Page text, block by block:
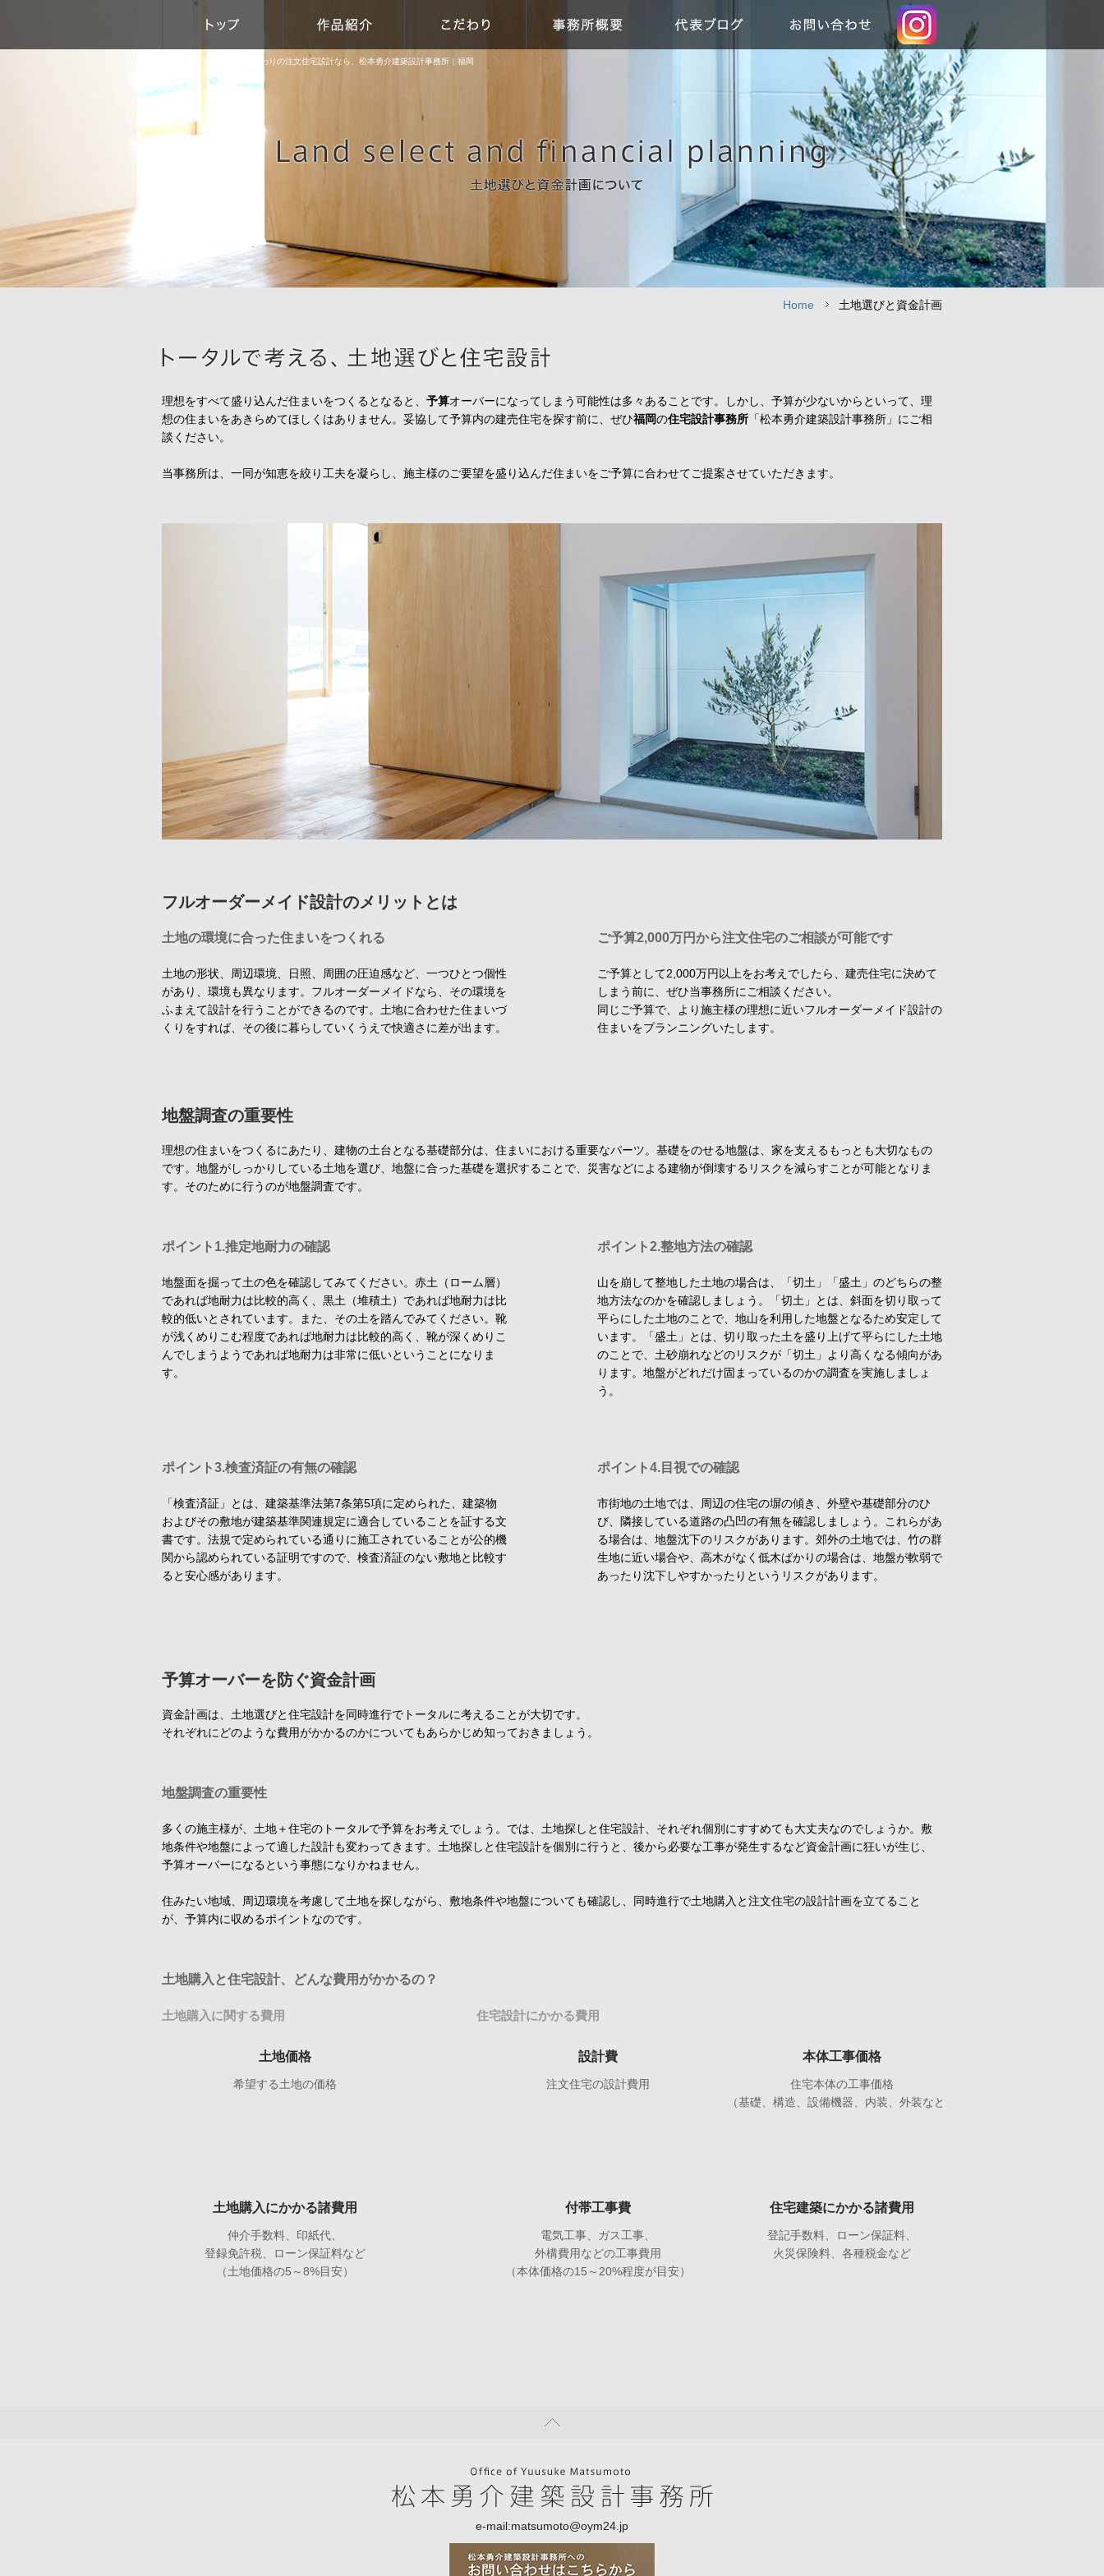
土地選びと資金計画｜こだわりの注文住宅設計なら、松本勇介建築設計事務所｜福岡
Home 土地選びと資金計画
理想をすべて盛り込んだ住まいをつくるとなると、 予算オーバーになってしまう可能性は多々あることです。しかし、予算が少ないからといって、理
想の住まいをあきらめてほしくはありません。妥協して予算内の建売住宅を探す前に、ぜひ福岡の住宅設計事務所 「松本勇介建築設計事務所」にご相
談ください。
当事務所は、一同が知恵を絞り工夫を凝らし、施主様のご要望を盛り込んだ住まいをご予算に合わせてご提案させていただきます。
フルオーダーメイド設計のメリットとは
土地の環境に合った住まいをつくれる
土地の形状、周辺環境、日照、周囲の圧迫感など、一つひとつ個性
があり、環境も異なります。フルオーダーメイドなら、その環境を
ふまえて設計を行うことができるのです。土地に合わせた住まいづ
くりをすれば、その後に暮らしていくうえで快適さに差が出ます。
ご予算2,000万円から注文住宅のご相談が可能です
ご予算として2,000万円以上をお考えでしたら、建売住宅に決めて
しまう前に、ぜひ当事務所にご相談ください。
同じご予算で、より施主様の理想に近いフルオーダーメイド設計の
住まいをプランニングいたします。
地盤調査の重要性
理想の住まいをつくるにあたり、建物の土台となる基礎部分は、住まいにおける重要なパーツ。基礎をのせる地盤は、家を支えるもっとも大切なもの
です。地盤がしっかりしている土地を選び、地盤に合った基礎を選択することで、災害などによる建物が倒壊するリスクを減らすことが可能となりま
す。そのために行うのが地盤調査です。
ポイント1.推定地耐力の確認
地盤面を掘って土の色を確認してみてください。赤土（ローム層）
であれば地耐力は比較的高く、黒土（堆積土）であれば地耐力は比
較的低いとされています。また、その土を踏んでみてください。靴
が浅くめりこむ程度であれば地耐力は比較的高く、靴が深くめりこ
んでしまうようであれば地耐力は非常に低いということになりま
す。
ポイント2.整地方法の確認
山を崩して整地した土地の場合は、「切土」「盛土」のどちらの整
地方法なのかを確認しましょう。「切土」とは、斜面を切り取って
平らにした土地のことで、地山を利用した地盤となるため安定して
います。「盛土」とは、切り取った土を盛り上げて平らにした土地
のことで、土砂崩れなどのリスクが「切土」より高くなる傾向があ
ります。地盤がどれだけ固まっているのかの調査を実施しましょ
う。
ポイント3.検査済証の有無の確認
「検査済証」とは、建築基準法第7条第5項に定められた、建築物
およびその敷地が建築基準関連規定に適合していることを証する文
書です。法規で定められている通りに施工されていることが公的機
関から認められている証明ですので、検査済証のない敷地と比較す
ると安心感があります。
ポイント4.目視での確認
市街地の土地では、周辺の住宅の塀の傾き、外壁や基礎部分のひ
び、隣接している道路の凸凹の有無を確認しましょう。これらがあ
る場合は、地盤沈下のリスクがあります。郊外の土地では、竹の群
生地に近い場合や、高木がなく低木ばかりの場合は、地盤が軟弱で
あったり沈下しやすかったりというリスクがあります。
予算オーバーを防ぐ資金計画
資金計画は、土地選びと住宅設計を同時進行でトータルに考えることが大切です。
それぞれにどのような費用がかかるのかについてもあらかじめ知っておきましょう。
地盤調査の重要性
多くの施主様が、土地＋住宅のトータルで予算をお考えでしょう。では、土地探しと住宅設計、それぞれ個別にすすめても大丈夫なのでしょうか。敷
地条件や地盤によって適した設計も変わってきます。土地探しと住宅設計を個別に行うと、後から必要な工事が発生するなど資金計画に狂いが生じ、
予算オーバーになるという事態になりかねません。
住みたい地域、周辺環境を考慮して土地を探しながら、敷地条件や地盤についても確認し、同時進行で土地購入と注文住宅の設計計画を立てること
が、予算内に収めるポイントなのです。
土地購入と住宅設計、どんな費用がかかるの？
土地購入に関する費用 住宅設計にかかる費用
土地価格
希望する土地の価格
土地購入にかかる諸費用
仲介手数料、印紙代、
登録免許税、ローン保証料など
（土地価格の5～8%目安）
設計費
注文住宅の設計費用
付帯工事費
電気工事、ガス工事、
外構費用などの工事費用
（本体価格の15～20%程度が目安）
本体工事価格
住宅本体の工事価格
（基礎、構造、設備機器、内装、外装など）
住宅建築にかかる諸費用
登記手数料、ローン保証料、
火災保険料、各種税金など
e-mail:matsumoto@oym24.jp